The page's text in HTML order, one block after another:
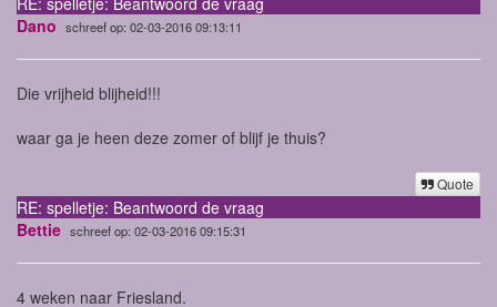
Dano schreef op: 02-03-2016 09:13:11
Die vrijheid blijheid!!!
waar ga je heen deze zomer of blijf je thuis?
Quote
RE: spelletje: Beantwoord de vraag
Bettie schreef op: 02-03-2016 09:15:31
4 weken naar Friesland.